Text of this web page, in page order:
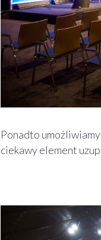
Ponadto
ciekawy element